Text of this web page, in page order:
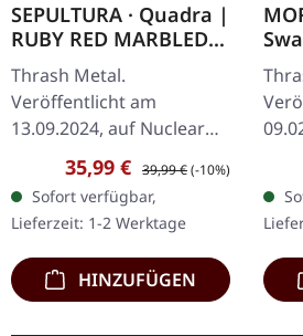
SEPULTURA · Quadra |
RUBY RED MARBLED
2LP
Thrash Metal.
Veröffentlicht am
13.09.2024, auf Nuclear
Blast Records. "Ruby Red
Marbled" Doppel-Vinyl im
Gatefold-Cover. Manche
Alben markieren ein…
Verkaufspreis:
35,99 € Regulärer Preis:
39,99 €(-10%)
Sofort verfügbar,
Lieferzeit: 1-2 Werktage
HINZUFÜGEN